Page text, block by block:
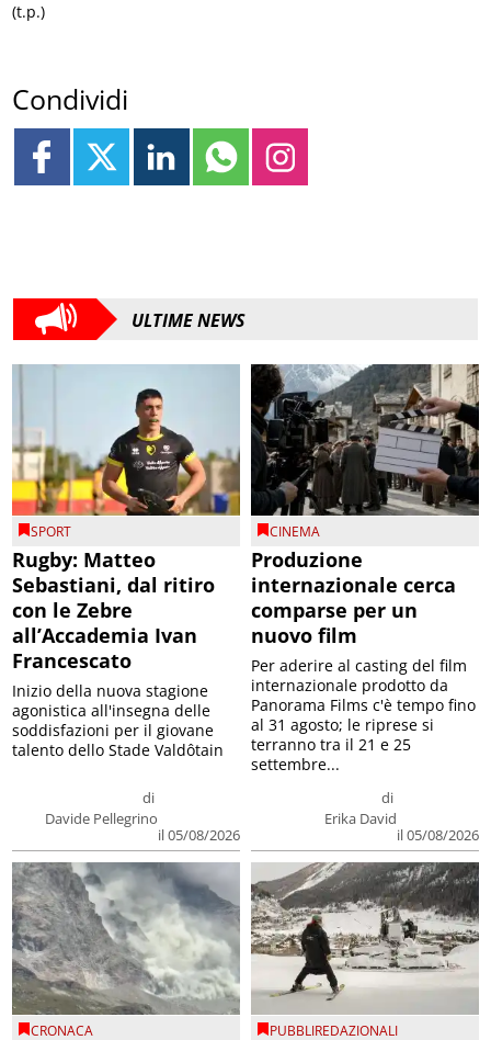
(t.p.)
Condividi
ULTIME NEWS
SPORT
Rugby: Matteo
Sebastiani, dal ritiro
con le Zebre
all’Accademia Ivan
Francescato
di
Davide Pellegrino
il 05/08/2026
Inizio della nuova stagione
agonistica all'insegna delle
soddisfazioni per il giovane
talento dello Stade Valdôtain
CINEMA
Produzione
internazionale cerca
comparse per un
nuovo film
di
Erika David
il 05/08/2026
Per aderire al casting del film
internazionale prodotto da
Panorama Films c'è tempo fino
al 31 agosto; le riprese si
terranno tra il 21 e 25
settembre...
CRONACA PUBBLIREDAZIONALI